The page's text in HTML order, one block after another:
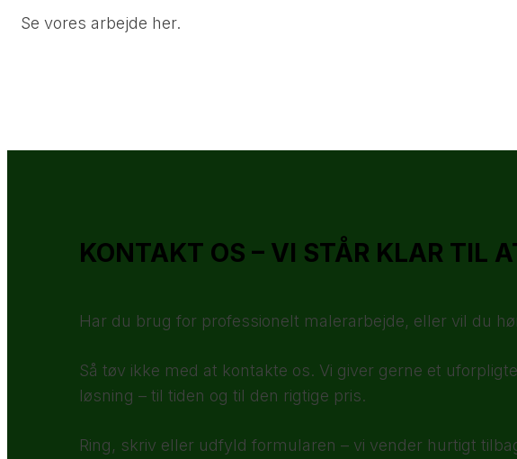
Se vores arbejde her.
KONTAKT OS – VI STÅR KLAR TIL
Har du brug for professionelt malerarbejde, eller vil du
Så tøv ikke med at kontakte os. Vi giver gerne et
løsning – til tiden og til den rigtige pris.
Ring, skriv eller udfyld formularen – vi vender hurtigt